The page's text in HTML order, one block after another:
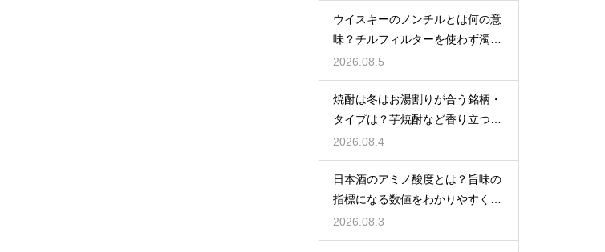
ウイスキーのノンチルとは何の意
味？チルフィルターを使わず濁り
をあえて残す製法
2026.08.5
焼酎は冬はお湯割りが合う銘柄・
タイプは？芋焼酎など香り立つ本
格焼酎で体が温まる
2026.08.4
日本酒のアミノ酸度とは？旨味の
指標になる数値をわかりやすく解
説
2026.08.3